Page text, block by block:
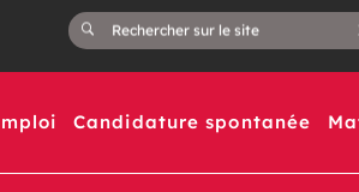
Candidature spontanée